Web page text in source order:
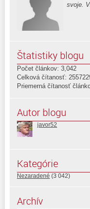
svoje.
Štatistiky blogu
Počet článkov: 3,042
Celková čítanosť:
Priemerná čítanosť
Autor blogu
javor52
Kategórie
Nezaradené (3 042)
Archív